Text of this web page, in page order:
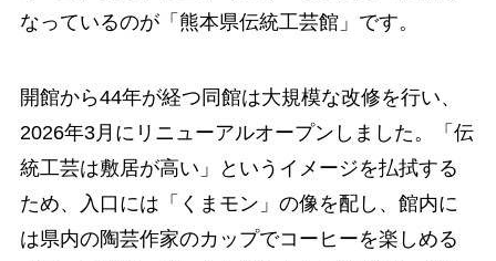
なっているのが「熊本県伝統工芸館」です。
開館から44年が経つ同館は大規模な改修を行い、
2026年3月にリニューアルオープンしました。「伝
統工芸は敷居が高い」というイメージを払拭する
ため、入口には「くまモン」の像を配し、館内に
は県内の陶芸作家のカップでコーヒーを楽しめる